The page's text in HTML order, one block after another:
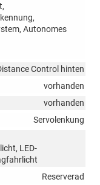
Autonomes
Control hinten
vorhanden
vorhanden
Servolenkung
LED-
Reserverad